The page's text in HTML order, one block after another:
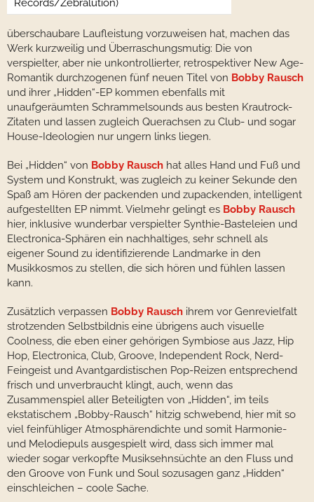
Records/Zebralution)
überschaubare Laufleistung vorzuweisen hat, machen das
Werk kurzweilig und Überraschungsmutig: Die von
verspielter, aber nie unkontrollierter, retrospektiver New Age-
Romantik durchzogenen fünf neuen Titel von Bobby Rausch
und ihrer „Hidden“-EP kommen ebenfalls mit
unaufgeräumten Schrammelsounds aus besten Krautrock-
Zitaten und lassen zugleich Querachsen zu Club- und sogar
House-Ideologien nur ungern links liegen.
Bei „Hidden“ von Bobby Rausch hat alles Hand und Fuß und
System und Konstrukt, was zugleich zu keiner Sekunde den
Spaß am Hören der packenden und zupackenden, intelligent
aufgestellten EP nimmt. Vielmehr gelingt es Bobby Rausch
hier, inklusive wunderbar verspielter Synthie-Basteleien und
Electronica-Sphären ein nachhaltiges, sehr schnell als
eigener Sound zu identifizierende Landmarke in den
Musikkosmos zu stellen, die sich hören und fühlen lassen
kann.
Zusätzlich verpassen Bobby Rausch ihrem vor Genrevielfalt
strotzenden Selbstbildnis eine übrigens auch visuelle
Coolness, die eben einer gehörigen Symbiose aus Jazz, Hip
Hop, Electronica, Club, Groove, Independent Rock, Nerd-
Feingeist und Avantgardistischen Pop-Reizen entsprechend
frisch und unverbraucht klingt, auch, wenn das
Zusammenspiel aller Beteiligten von „Hidden“, im teils
ekstatischem „Bobby-Rausch“ hitzig schwebend, hier mit so
viel feinfühliger Atmosphärendichte und somit Harmonie-
und Melodiepuls ausgespielt wird, dass sich immer mal
wieder sogar verkopfte Musiksehnsüchte an den Fluss und
den Groove von Funk und Soul sozusagen ganz „Hidden“
einschleichen – coole Sache.